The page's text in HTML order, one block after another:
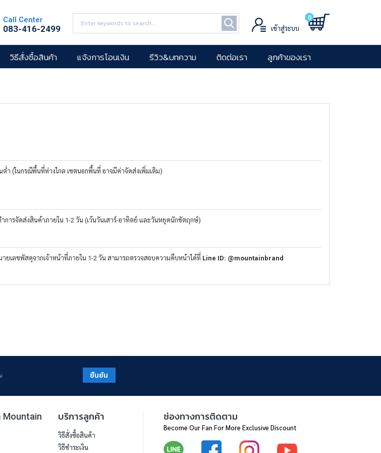
Call Center
083-416-2499 เข้าสู่ระบบ
0
วิธีสั่งซื้อสินค้า แจ้งการโอนเงิน รีวิว&บทความ ติดต่อเรา ลูกค้าของเรา
ำ (ในกรณีพื้นที่ห่างไกล เขตนอกพื้นที่ อาจมีค่าจัดส่งเพิ่มเติม)
ำการจัดส่งสินค้าภายใน 1-2 วัน (เว้นวันเสาร์-อาทิตย์ และวันหยุดนักขัตฤกษ์)
ายเลขพัสดุจากเจ้าหน้าที่ภายใน 1-2 วัน สามารถตรวจสอบความคืบหน้าได้ที่ Line ID: @mountainbrand
ยืนยัน
Mountain บริการลูกค้า
วิธีสั่งซื้อสินค้า
วิธีชำระเงิน
ช่องทางการติดตาม
Become Our Fan For More Exclusive Discount